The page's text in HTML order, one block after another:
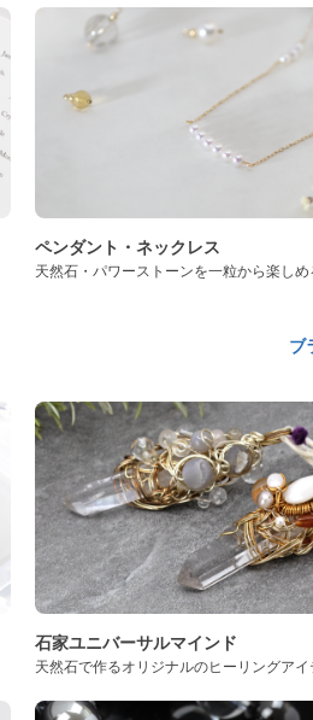
ペンダント・ネックレス
天然石・パワーストーンを一粒から楽しめ
ブ
石家ユニバーサルマインド
天然石で作るオリジナルのヒーリングアイ